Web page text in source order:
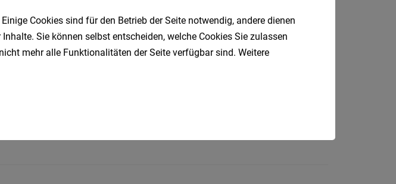
- Dein nächster Schritt – dein erfolgreicher Quereinstieg in die
(m/w/d)
Cookies sind für den Betrieb der Seite notwendig, andere dienen
Sie können selbst entscheiden, welche Cookies Sie zulassen
mehr alle Funktionalitäten der Seite verfügbar sind. Weitere